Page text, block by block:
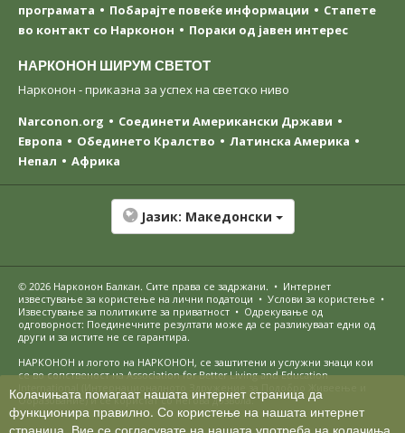
програмата
Побарајте повеќе информации
Стапете
во контакт со Нарконон
Пораки од јавен интерес
НАРКОНОН ШИРУМ СВЕТОТ
Нарконон - приказна за успех на светско ниво
Narconon.org
Соединети Американски Држави
Европа
Обединето Кралство
Латинска Америка
Непал
Африка
Јазик: Македонски
© 2026 Нарконон Балкан. Сите права се задржани. • Интернет
известување за користење на лични податоци • Услови за користење •
Известување за политиките за приватност • Одрекување од
одговорност: Поединечните резултати може да се разликуваат едни од
други и за истите не се гарантира.
НАРКОНОН и логото на НАРКОНОН, се заштитени и услужни знаци кои
се во сопственост на Association for Better Living and Education
Образование) и се користат со негова дозвола.
Колачињата помагаат нашата интернет страница да
функционира правилно. Со користење на нашата интернет
страница, Вие се согласувате на нашата употреба на колачиња.